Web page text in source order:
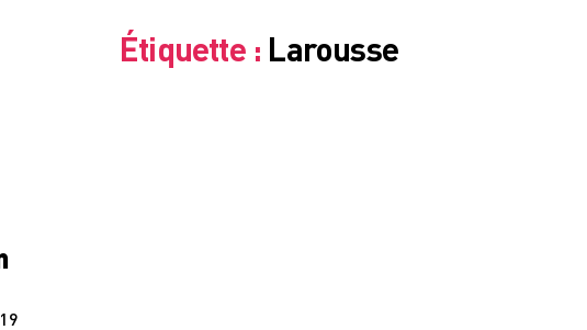
Étiquette : Larousse